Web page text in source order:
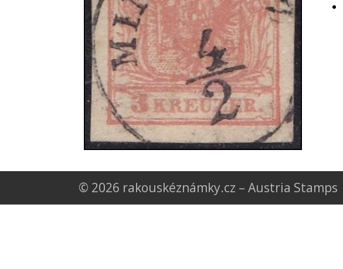
© 2026 rakouskéznámky.cz – Austria Stamps